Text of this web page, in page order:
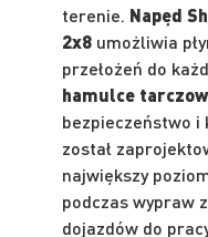
terenie. Napęd
2x8 umożliwia
przełożeń do
hamulce
bezpieczeństwo i
został
największy
podczas wypraw
dojazdów do